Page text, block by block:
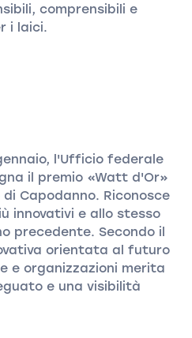
comprensibili e
i laici.
l'Ufficio federale
il premio «Watt d'Or»
Capodanno. Riconosce
innovativi e allo stesso
precedente. Secondo il
orientata al futuro
e organizzazioni merita
e una visibilità